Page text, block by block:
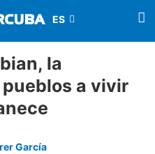
la
a vivir
García